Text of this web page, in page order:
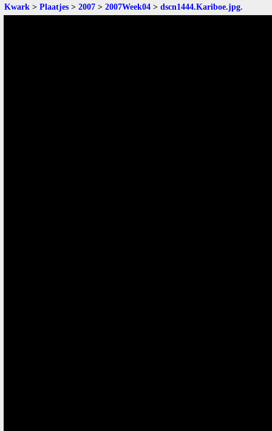
Kwark > Plaatjes > 2007 > 2007Week04 > dscn1444.Kariboe.jpg.